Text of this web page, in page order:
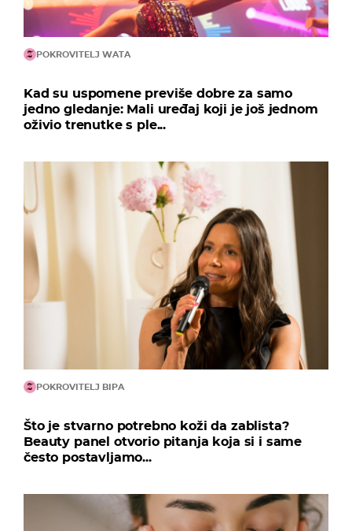
POKROVITELJ WATA
Kad su uspomene previše dobre za samo
jedno gledanje: Mali uređaj koji je još jednom
oživio trenutke s ple...
POKROVITELJ BIPA
Što je stvarno potrebno koži da zablista?
Beauty panel otvorio pitanja koja si i same
često postavljamo...